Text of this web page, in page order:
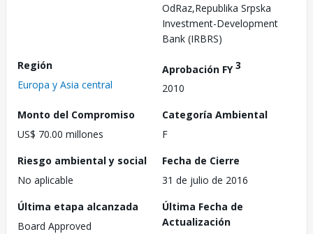
OdRaz,Republika Srpska
Investment-Development
Bank (IRBRS)
Región
Europa y Asia central
Aprobación FY3
2010
Monto del Compromiso
US$ 70.00 millones
Categoría Ambiental
F
Riesgo ambiental y social
No aplicable
Fecha de Cierre
31 de julio de 2016
Última etapa alcanzada
Board Approved
Última Fecha de
Actualización